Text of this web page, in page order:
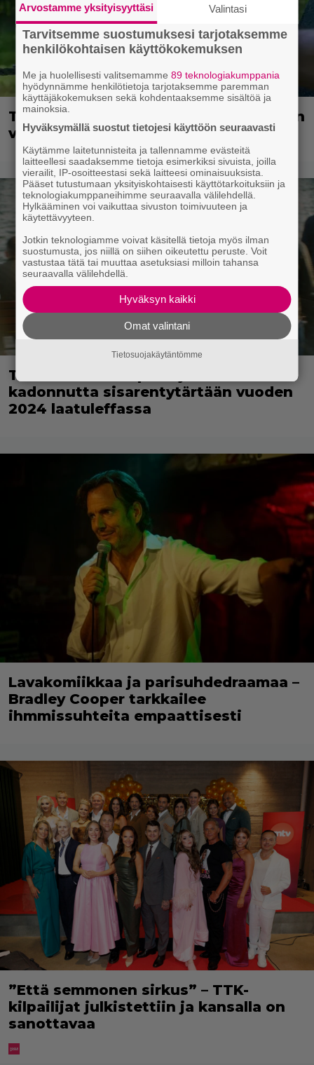
Tuleva videopelielokuva jäi Sam Neillin
viimeiseksi rooliksi
Tänään tv:ssä: Opettaja etsii
kadonnutta sisarentytärtään vuoden
2024 laatuleffassa
Lavakomiikkaa ja parisuhdedraamaa –
Bradley Cooper tarkkailee
ihmmissuhteita empaattisesti
”Että semmonen sirkus” – TTK-
kilpailijat julkistettiin ja kansalla on
sanottavaa
Arvostamme yksityisyyttäsi Valintasi
Tarvitsemme suostumuksesi tarjotaksemme
henkilökohtaisen käyttökokemuksen
Me ja huolellisesti valitsemamme89 teknologiakumppania
hyödynnämme henkilötietoja tarjotaksemme paremman
käyttäjäkokemuksen sekä kohdentaaksemme sisältöä ja
mainoksia.
Hyväksymällä suostut tietojesi käyttöön seuraavasti
Käytämme laitetunnisteita ja tallennamme evästeitä
laitteellesi saadaksemme tietoja esimerkiksi sivuista, joilla
vierailit, IP-osoitteestasi sekä laitteesi ominaisuuksista.
Pääset tutustumaan yksityiskohtaisesti käyttötarkoituksiin ja
teknologiakumppaneihimme seuraavalla välilehdellä.
Hylkääminen voi vaikuttaa sivuston toimivuuteen ja
käytettävyyteen.
Jotkin teknologiamme voivat käsitellä tietoja myös ilman
suostumusta, jos niillä on siihen oikeutettu peruste. Voit
vastustaa tätä tai muuttaa asetuksiasi milloin tahansa
seuraavalla välilehdellä.
Hyväksyn kaikki
Omat valintani
Tietosuojakäytäntömme